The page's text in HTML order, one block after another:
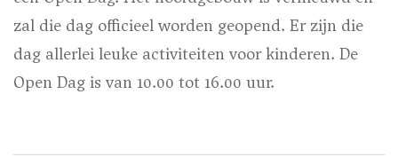
zal die dag officieel worden geopend. Er zijn die
dag allerlei leuke activiteiten voor kinderen. De
Open Dag is van 10.00 tot 16.00 uur.